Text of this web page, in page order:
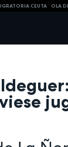
CEUTA OLA